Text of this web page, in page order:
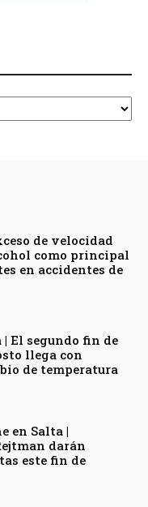
de velocidad
como principal
en accidentes de
El segundo fin de
llega con
de temperatura
en Salta |
darán
este fin de